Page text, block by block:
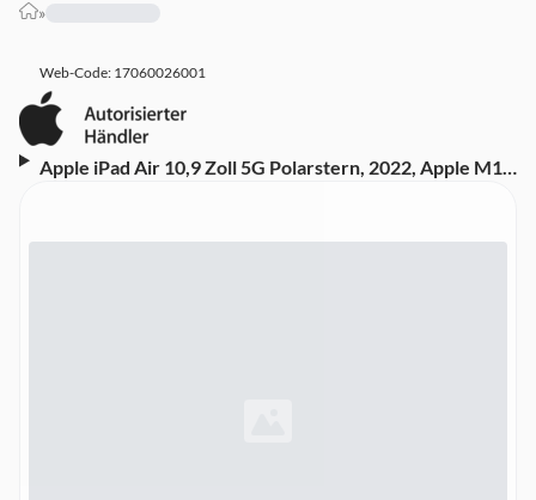
»
Web-Code: 17060026001
Apple iPad Air 10,9 Zoll 5G Polarstern, 2022, Apple M1,